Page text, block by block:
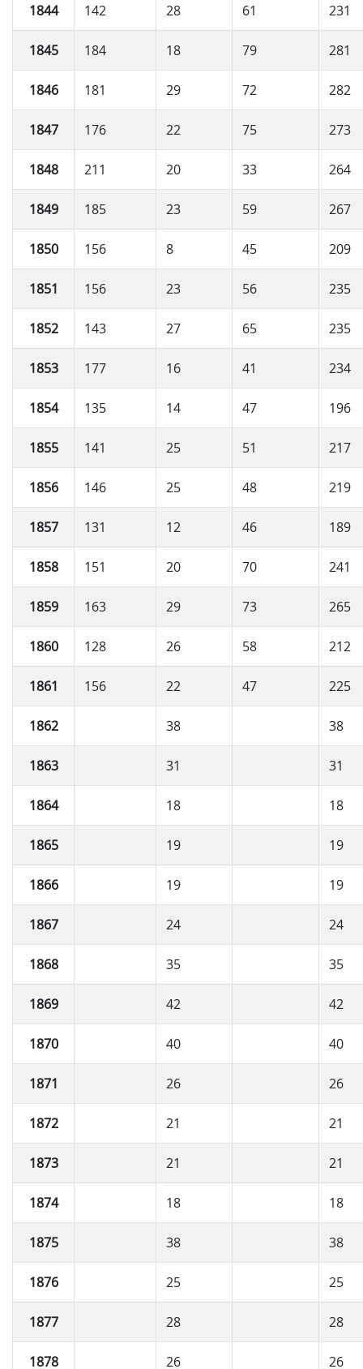
1844 142 28 61 231
1845 184 18 79 281
1846 181 29 72 282
1847 176 22 75 273
1848 211 20 33 264
1849 185 23 59 267
1850 156 8 45 209
1851 156 23 56 235
1852 143 27 65 235
1853 177 16 41 234
1854 135 14 47 196
1855 141 25 51 217
1856 146 25 48 219
1857 131 12 46 189
1858 151 20 70 241
1859 163 29 73 265
1860 128 26 58 212
1861 156 22 47 225
1862 38 38
1863 31 31
1864 18 18
1865 19 19
1866 19 19
1867 24 24
1868 35 35
1869 42 42
1870 40 40
1871 26 26
1872 21 21
1873 21 21
1874 18 18
1875 38 38
1876 25 25
1877 28 28
1878 26 26